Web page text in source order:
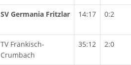
SV Germania Fritzlar 14:17 0:2
TV Fränkisch-
Crumbach
35:12 2:0